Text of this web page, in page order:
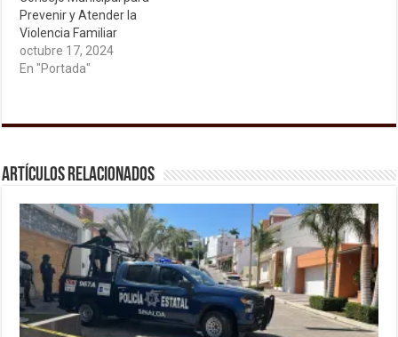
Prevenir y Atender la
Violencia Familiar
octubre 17, 2024
En "Portada"
Artículos relacionados